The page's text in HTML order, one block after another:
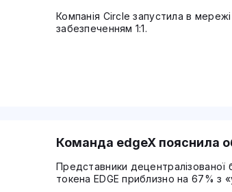
Компанія Circle запустила в мережі
забезпеченням 1:1.
Команда edgeX пояснила
Представники децентралізованої
токена EDGE приблизно на 67% з